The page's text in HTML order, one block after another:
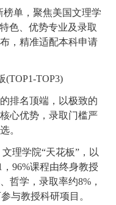
单，聚焦美国文理学
色、优势专业及录取
，精准适配本科申请
TOP3)
名顶端，以极致的
心优势，录取门槛严
。
理学院“天花板”，以
96%课程由终身教授
哲学，录取率约8%，
与教授科研项目。